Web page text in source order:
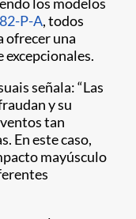
P-A, todos
ofrecer una
excepcionales.
señala: “Las
y su
tan
En este caso,
mayúsculo